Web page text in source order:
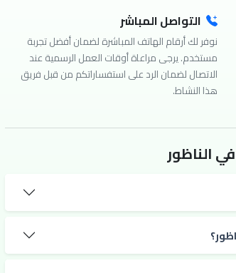
التواصل المباشر
نوفر لك أرقام الهاتف المباشرة لضمان أفضل تجربة
مستخدم. يرجى مراعاة أوقات العمل الرسمية عند
الاتصال لضمان الرد على استفساراتكم من قبل فريق
هذا النشاط.
الناظور